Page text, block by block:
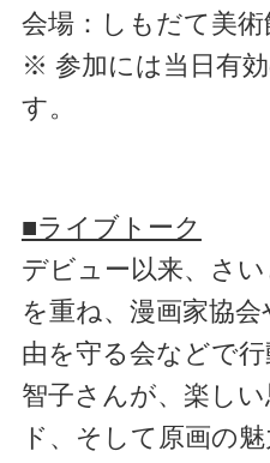
会場：しもだて美
※ 参加には当日有
す。
■ライブトーク
デビュー以来、さ
を重ね、漫画家協
由を守る会などで
智子さんが、楽し
ド、そして原画の